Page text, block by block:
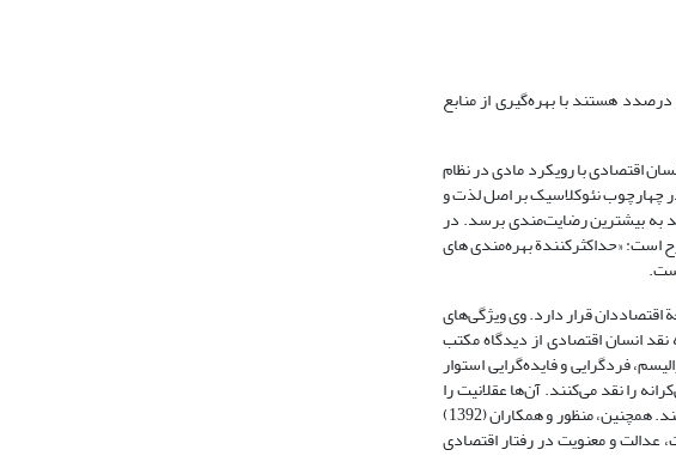
هستند با بهره‌گیری از منابع
اقتصادی با رویکرد مادی در نظام
چهارچوب نئوکلاسیک بر اصل لذت و
به بیشترین رضایت‌مندی برسد. در
است: «حداکثرکنندة بهره‌مندی های
اقتصاددان قرار دارد. وی ویژگی‌های
انسان اقتصادی از دیدگاه مکتب
فردگرایی و فایده‌گرایی استوار
بی‌کرانه را نقد می‌کنند. آن‌ها عقلانیت را
به‌دلیل محدودیت‌های شناختی و اطلاعاتی، اراده را به دلیل ضعف آن و منفعت‌طلبی را به سبب توجه انسان‌ها به هم‌نوعان، دارای کرانه معرفی می‌کنند. همچنین، منظور و همکاران (1392)
عدالت و معنویت در رفتار اقتصادی